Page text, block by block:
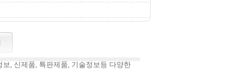
, 신제품, 특판제품, 기술정보등 다양한